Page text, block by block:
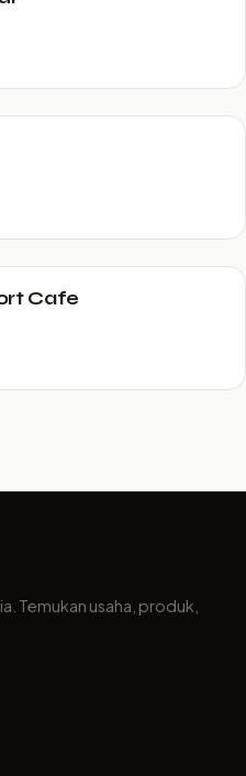
Cafe
Temukan usaha, produk,